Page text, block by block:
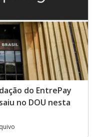
do EntrePay
no DOU nesta